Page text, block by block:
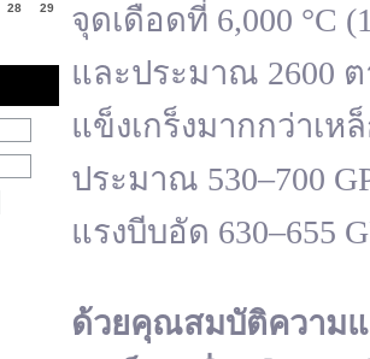
28
29
จุดเดือดที่ 6,000 °C
และประมาณ 2600
แข็งเกร็งมากกว่าเ
ประมาณ 530–700
แรงบีบอัด 630–655
ด้วยคุณสมบัติความแ